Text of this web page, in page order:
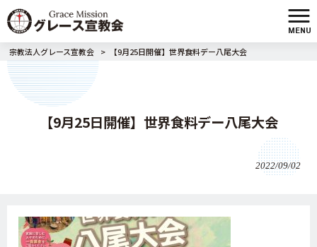
MENU
宗教法人グレース宣教会
> 【9月25日開催】世界食料デー八尾大会
【9月25日開催】世界食料デー八尾大会
2022/09/02